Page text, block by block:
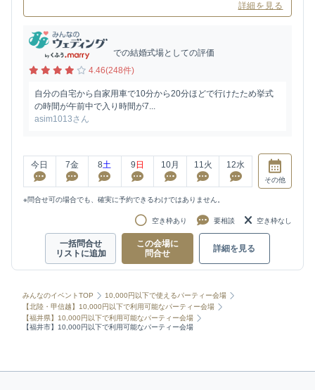
詳細を見る
での結婚式場としての評価
4.46(248件)
自分の自宅から自家用車で10分から20分ほどで行けたため挙式
の時間が午前中で入り時間が7...
asim1013さん
今日 7金 8土 9 日 10月 11 火 12水
その他
※問合せ可の場合でも、確実に予約できるわけではありません。
空き枠あり 要相談 空き枠なし
一括問合せ
リストに追加
この会場に
問合せ
詳細を見る
みんなのイベントTOP
10,000円以下で使えるパーティー会場
【北陸・甲信越】10,000円以下で利用可能なパーティー会場
【福井県】10,000円以下で利用可能なパーティー会場
【福井市】10,000円以下で利用可能なパーティー会場